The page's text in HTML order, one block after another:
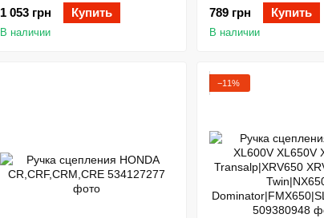
1 053 грн
Купить
В наличии
789 грн Купить
В наличии
−11%